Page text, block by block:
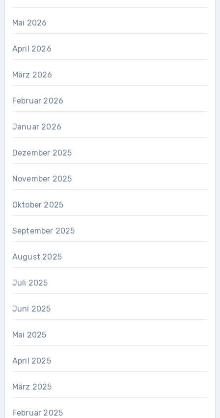
Mai 2026
April 2026
März 2026
Februar 2026
Januar 2026
Dezember 2025
November 2025
Oktober 2025
September 2025
August 2025
Juli 2025
Juni 2025
Mai 2025
April 2025
März 2025
Februar 2025